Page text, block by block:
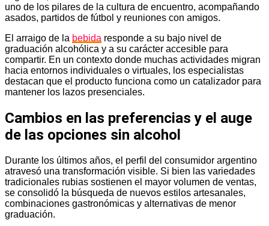
uno de los pilares de la cultura de encuentro, acompañando
asados, partidos de fútbol y reuniones con amigos.
El arraigo de la bebida responde a su bajo nivel de
graduación alcohólica y a su carácter accesible para
compartir. En un contexto donde muchas actividades migran
hacia entornos individuales o virtuales, los especialistas
destacan que el producto funciona como un catalizador para
mantener los lazos presenciales.
Cambios en las preferencias y el auge
de las opciones sin alcohol
Durante los últimos años, el perfil del consumidor argentino
atravesó una transformación visible. Si bien las variedades
tradicionales rubias sostienen el mayor volumen de ventas,
se consolidó la búsqueda de nuevos estilos artesanales,
combinaciones gastronómicas y alternativas de menor
graduación.